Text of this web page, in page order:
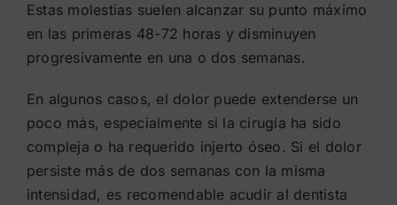
Estas molestias suelen alcanzar su punto máximo
en las primeras 48-72 horas y disminuyen
progresivamente en una o dos semanas.
En algunos casos, el dolor puede extenderse un
poco más, especialmente si la cirugía ha sido
compleja o ha requerido injerto óseo. Si el dolor
persiste más de dos semanas con la misma
intensidad, es recomendable acudir al dentista